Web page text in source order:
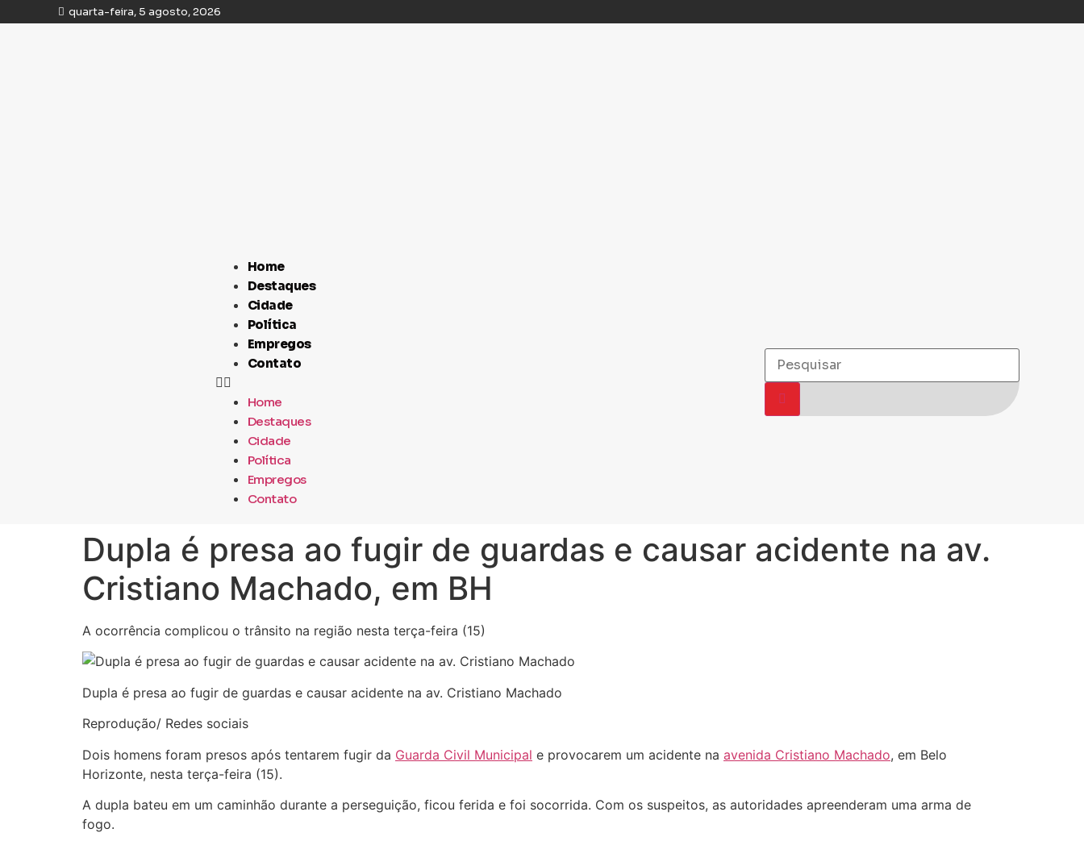
quarta-feira, 5 agosto, 2026
Home
Destaques
Cidade
Política
Empregos
Contato
Home
Destaques
Cidade
Política
Empregos
Contato
Dupla é presa ao fugir de guardas e causar acidente na av.
Cristiano Machado, em BH
A ocorrência complicou o trânsito na região nesta terça-feira (15)
Dupla é presa ao fugir de guardas e causar acidente na av. Cristiano Machado
Reprodução/ Redes sociais
Dois homens foram presos após tentarem fugir da Guarda Civil Municipal e provocarem um acidente na avenida Cristiano Machado, em Belo
Horizonte, nesta terça-feira (15).
A dupla bateu em um caminhão durante a perseguição, ficou ferida e foi socorrida. Com os suspeitos, as autoridades apreenderam uma arma de
fogo.